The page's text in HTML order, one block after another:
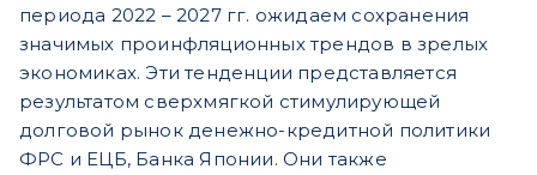
периода 2022 – 2027 гг. ожидаем сохранения
значимых проинфляционных трендов в зрелых
экономиках. Эти тенденции представляется
результатом сверхмягкой стимулирующей
долговой рынок денежно-кредитной политики
ФРС и ЕЦБ, Банка Японии. Они также